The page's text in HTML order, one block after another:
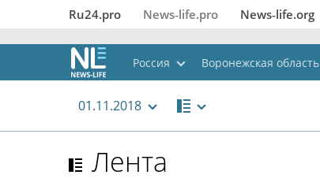
Ru24.pro News‑life.pro News‑life.org
Россия Воронежская область
01.11.2018
Лента